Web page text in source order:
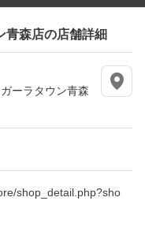
青森店の店舗詳細
ーラタウン青森
shop_detail.php?sho